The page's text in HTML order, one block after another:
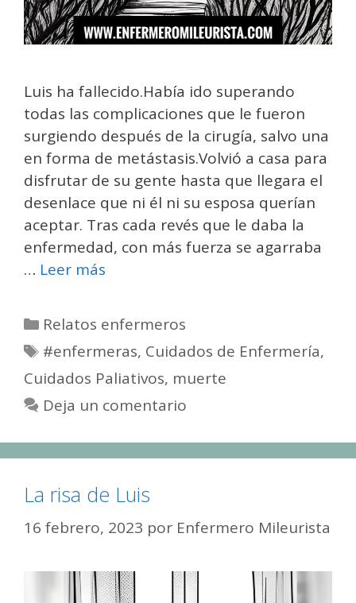
Luis ha fallecido.Había ido superando
todas las complicaciones que le fueron
surgiendo después de la cirugía, salvo una
en forma de metástasis.Volvió a casa para
disfrutar de su gente hasta que llegara el
desenlace que ni él ni su esposa querían
aceptar. Tras cada revés que le daba la
enfermedad, con más fuerza se agarraba
… Leer más
Categorías
Relatos enfermeros
Etiquetas
#enfermeras, Cuidados de Enfermería,
Cuidados Paliativos, muerte
Deja un comentario
La risa de Luis
16 febrero, 2023 por Enfermero Mileurista